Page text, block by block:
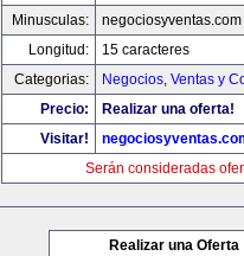
Minusculas:
negociosyventas.com
Longitud:
15 caracteres
Categorias:
Negocios, Ventas y
Precio:
Realizar una oferta!
Visitar!
Serán consideradas
Realizar una Oferta